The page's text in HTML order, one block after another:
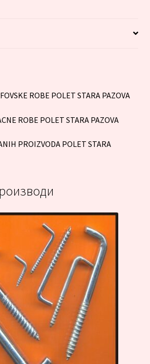
ROBE POLET STARA PAZOVA
ROBE POLET STARA PAZOVA
PROIZVODA POLET STARA